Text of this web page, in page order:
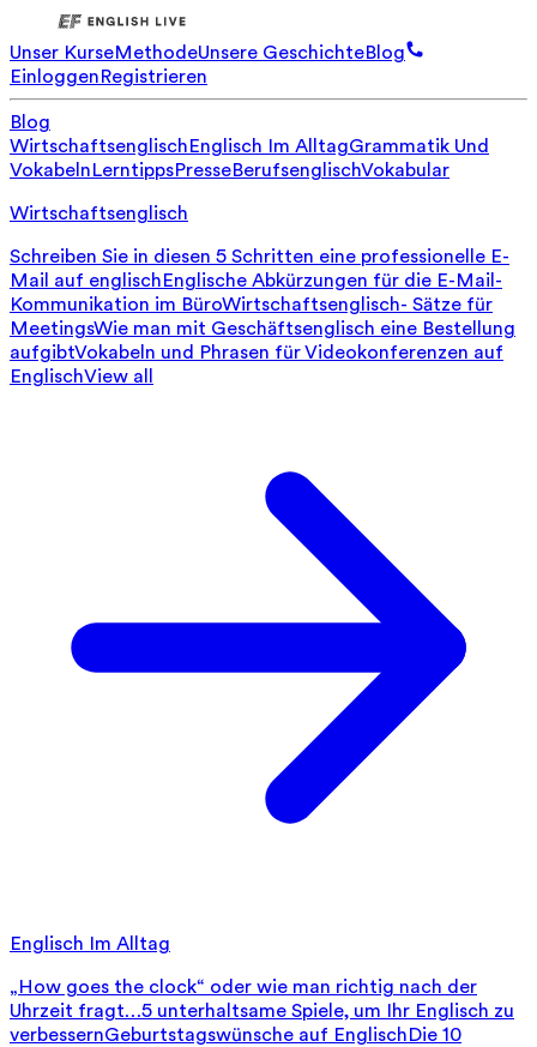
Unser KurseMethodeUnsere GeschichteBlog
EinloggenRegistrieren
Blog
WirtschaftsenglischEnglisch Im AlltagGrammatik Und
VokabelnLerntippsPresseBerufsenglischVokabular
Wirtschaftsenglisch
Schreiben Sie in diesen 5 Schritten eine professionelle E-
Mail auf englischEnglische Abkürzungen für die E-Mail-
Kommunikation im BüroWirtschaftsenglisch- Sätze für
MeetingsWie man mit Geschäftsenglisch eine Bestellung
aufgibtVokabeln und Phrasen für Videokonferenzen auf
EnglischView all
Englisch Im Alltag
„How goes the clock“ oder wie man richtig nach der
Uhrzeit fragt…5 unterhaltsame Spiele, um Ihr Englisch zu
verbessernGeburtstagswünsche auf EnglischDie 10